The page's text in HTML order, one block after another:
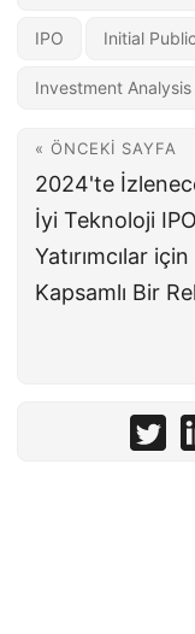
IPO Initial
Investment Analysis
« ÖNCEKI SAYFA
2024'te
İyi Teknoloji
Yatırımcılar için
Kapsamlı Bir